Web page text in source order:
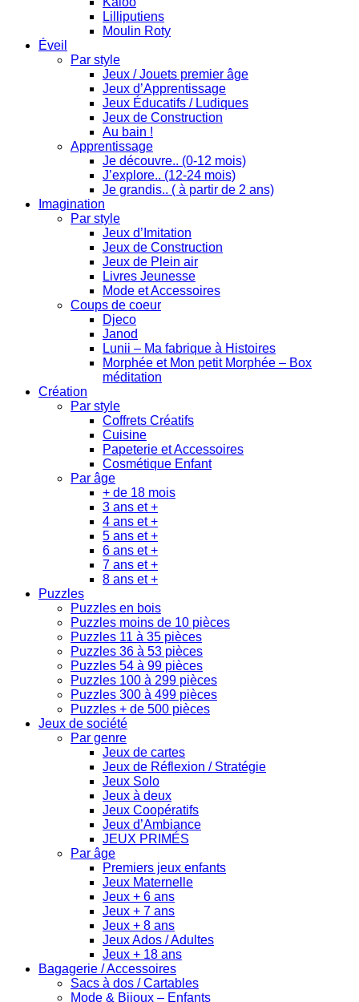
Lilliputiens
Moulin Roty
Éveil
Par style
Jeux / Jouets premier âge
Jeux d’Apprentissage
Jeux Éducatifs / Ludiques
Jeux de Construction
Au bain !
Apprentissage
Je découvre.. (0-12 mois)
J’explore.. (12-24 mois)
Je grandis.. ( à partir de 2 ans)
Imagination
Par style
Jeux d’Imitation
Jeux de Construction
Jeux de Plein air
Livres Jeunesse
Mode et Accessoires
Coups de coeur
Djeco
Janod
Lunii – Ma fabrique à Histoires
Morphée et Mon petit Morphée – Box
méditation
Création
Par style
Coffrets Créatifs
Cuisine
Papeterie et Accessoires
Cosmétique Enfant
Par âge
+ de 18 mois
3 ans et +
4 ans et +
5 ans et +
6 ans et +
7 ans et +
8 ans et +
Puzzles
Puzzles en bois
Puzzles moins de 10 pièces
Puzzles 11 à 35 pièces
Puzzles 36 à 53 pièces
Puzzles 54 à 99 pièces
Puzzles 100 à 299 pièces
Puzzles 300 à 499 pièces
Puzzles + de 500 pièces
Jeux de société
Par genre
Jeux de cartes
Jeux de Réflexion / Stratégie
Jeux Solo
Jeux à deux
Jeux Coopératifs
Jeux d’Ambiance
JEUX PRIMÉS
Par âge
Premiers jeux enfants
Jeux Maternelle
Jeux + 6 ans
Jeux + 7 ans
Jeux + 8 ans
Jeux Ados / Adultes
Jeux + 18 ans
Bagagerie / Accessoires
Sacs à dos / Cartables
Mode & Bijoux – Enfants